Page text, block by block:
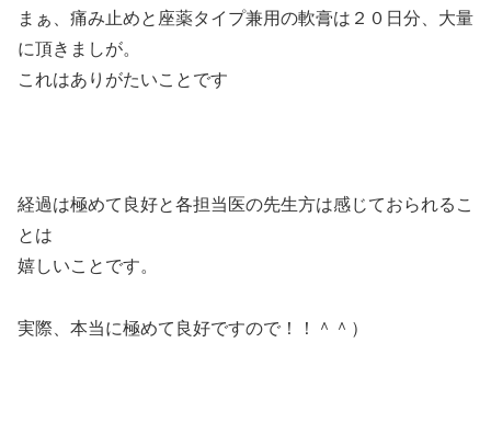
まぁ、痛み止めと座薬タイプ兼用の軟膏は２０日分、大量
に頂きましが。
これはありがたいことです
経過は極めて良好と各担当医の先生方は感じておられるこ
とは
嬉しいことです。
実際、本当に極めて良好ですので！！＾＾）